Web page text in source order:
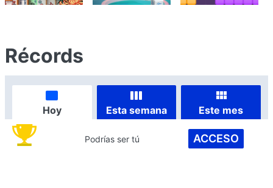
Récords
Hoy Esta semana Este mes
Podrías ser tú ACCESO